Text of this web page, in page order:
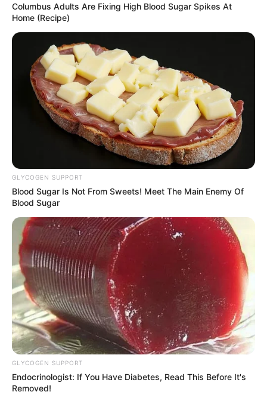
Columbus Adults Are Fixing High Blood Sugar Spikes At
Home (Recipe)
GLYCOGEN SUPPORT
Blood Sugar Is Not From Sweets! Meet The Main Enemy Of
Blood Sugar
GLYCOGEN SUPPORT
Endocrinologist: If You Have Diabetes, Read This Before It's
Removed!